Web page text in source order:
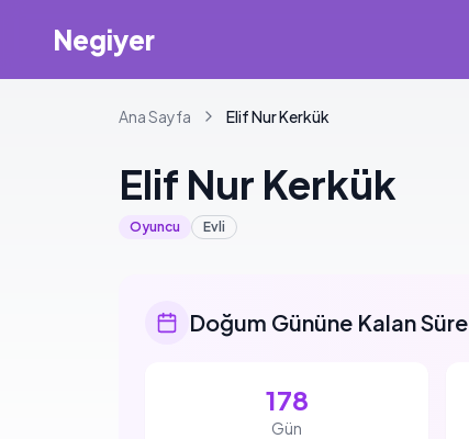
Negiyer
Ana Sayfa ElifNur Kerkük
Elif Nur Kerkük
Oyuncu Evli
Doğum Gününe Kalan Süre
178
Gün